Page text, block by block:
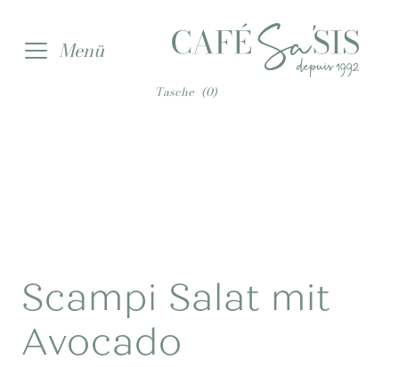
Navigation
InhaltMenü
Tasche (0)
Scampi Salat mit
Avocado